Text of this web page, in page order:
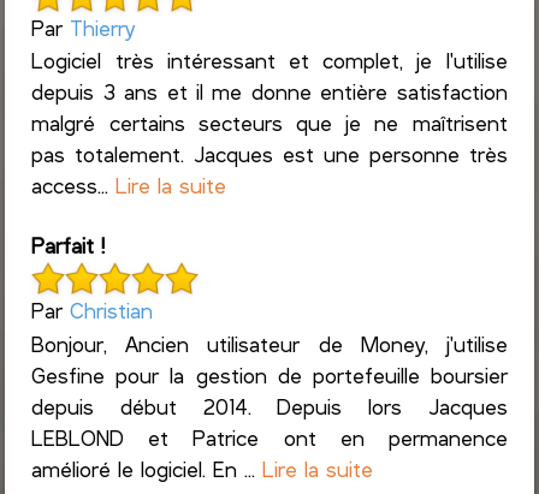
Par Thierry
Logiciel très intéressant et complet, je l'utilise
depuis 3 ans et il me donne entière satisfaction
malgré certains secteurs que je ne maîtrisent
pas totalement. Jacques est une personne très
access...Lire la suite
Parfait !
ParChristian
Bonjour, Ancien utilisateur de Money, j'utilise
Gesfine pour la gestion de portefeuille boursier
depuis début 2014. Depuis lors Jacques
LEBLOND et Patrice ont en permanence
amélioré le logiciel. En ...Lire la suite